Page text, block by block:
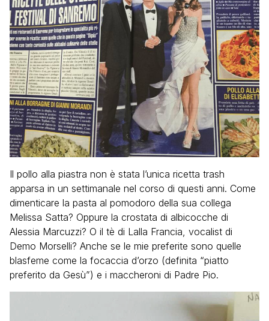
Il pollo alla piastra non è stata l’unica ricetta trash
apparsa in un settimanale nel corso di questi anni. Come
dimenticare la pasta al pomodoro della sua collega
Melissa Satta? Oppure la crostata di albicocche di
Alessia Marcuzzi? O il tè di Lalla Francia, vocalist di
Demo Morselli? Anche se le mie preferite sono quelle
blasfeme come la focaccia d’orzo (definita “piatto
preferito da Gesù”) e i maccheroni di Padre Pio.